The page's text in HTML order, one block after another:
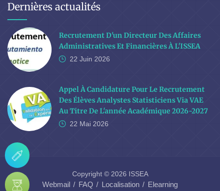
Dernières actualités
Recrutement D'un Directeur Des Affaires
Administratives Et Financières À L'ISSEA
22 Juin 2026
Appel À Candidature Pour Le Recrutement
Des Élèves Analystes Statisticiens Via VAE
Au Titre De L'année Académique 2026-2027
22 Mai 2026
Copyright © 2026 ISSEA
Webmail FAQ Localisation Elearning